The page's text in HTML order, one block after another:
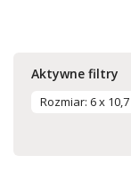
Aktywne filtry
Rozmiar: 6 x 10,7